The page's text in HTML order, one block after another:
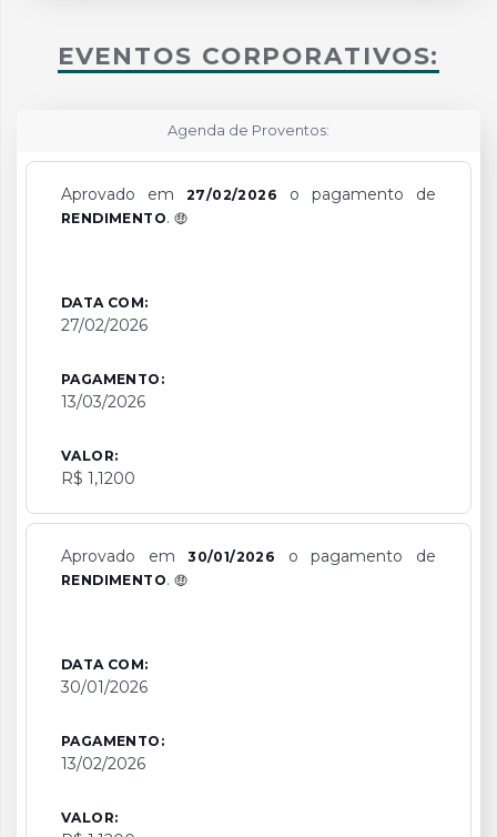
EVENTOS CORPORATIVOS:
Agenda de Proventos:
Aprovado em 27/02/2026 o pagamento de
RENDIMENTO.
DATA COM:
27/02/2026
PAGAMENTO:
13/03/2026
VALOR:
R$ 1,1200
Aprovado em30/01/2026 o pagamento de
RENDIMENTO.
DATA COM:
30/01/2026
PAGAMENTO:
13/02/2026
VALOR: